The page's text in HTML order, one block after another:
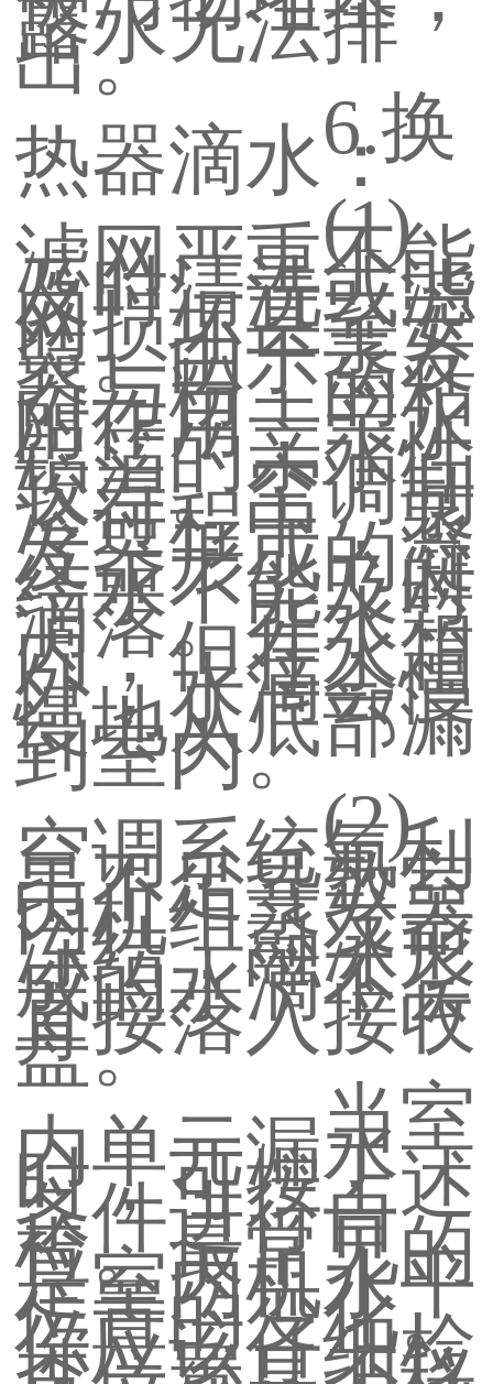
露水无法排
出。
6.换
热器滴水：
(1)
滤网严重不能
及时清洗或滤
网损坏甚至安
装。由于蒸发
器与粉尘的粘
附作用，亲水
铝箔的亲水性
较差。空调制
冷过程中，蒸
发器形成的凝
结水不能及时
滴落。在水箱
内，但在水箱
外，水滴会慢
慢地从底部漏
到室内。
(2)
空调系统氟利
昂不足导致室
内机组蒸发器
冻结，融冰形
成的水滴不会
直接落入接收
盘。
当室
内单元漏水
时，可按上述
条件进行自
检。最常见的
是室内机水平
位置的变化。
你应该仔细检